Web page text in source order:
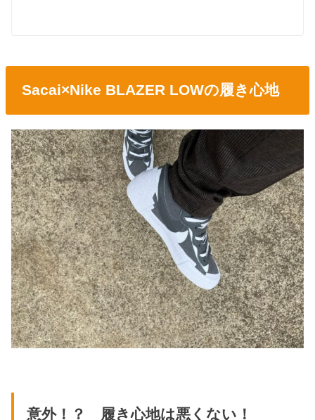
Sacai×Nike BLAZER LOWの履き心地
意外！？ 履き心地は悪くない！